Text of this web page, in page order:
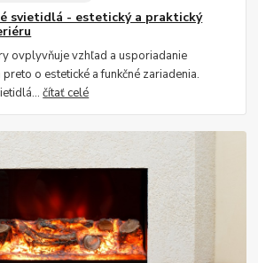
svietidlá - estetický a praktický
ovplyvňuje vzhľad a usporiadanie
o estetické a funkčné zariadenia.
čítať celé